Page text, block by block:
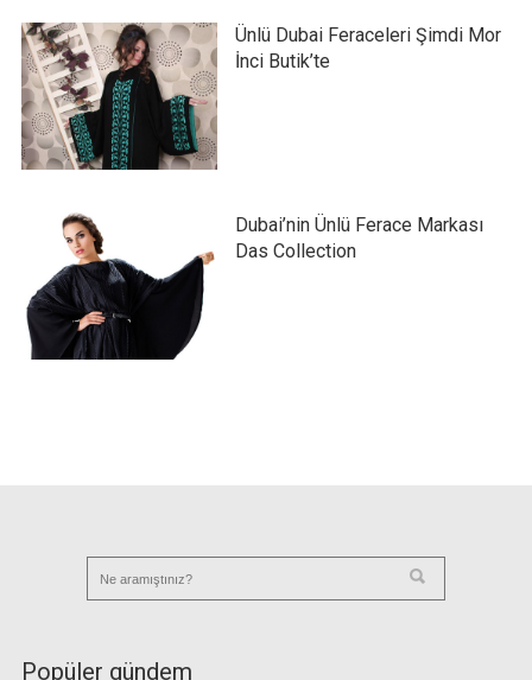
Ünlü Dubai Feraceleri Şimdi Mor
İnci Butik’te
Dubai’nin Ünlü Ferace Markası
Das Collection
Popüler gündem